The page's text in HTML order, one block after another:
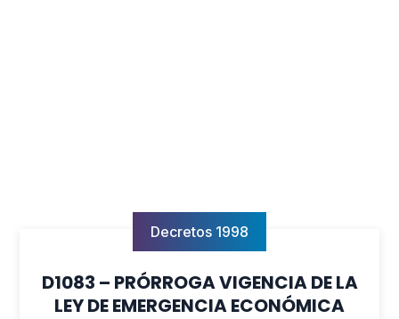
Decretos 1998
D1083 – PRÓRROGA VIGENCIA DE LA
LEY DE EMERGENCIA ECONÓMICA